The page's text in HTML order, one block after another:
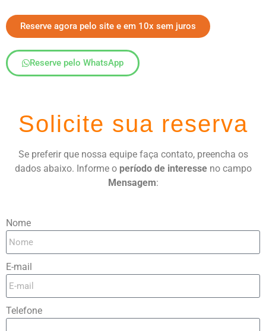
Reserve agora pelo site e em 10x sem juros
Reserve pelo WhatsApp
Solicite sua reserva
Se preferir que nossa equipe faça contato, preencha os
dados abaixo. Informe o período de interesseno campo
Mensagem:
Nome
E-mail
Telefone